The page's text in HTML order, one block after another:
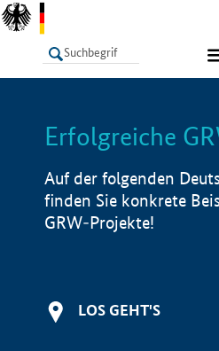
LISTE
Erfolgreiche
Auf der folgenden
finden Sie konkrete
GRW-Projekte!
LOS GEHT'S